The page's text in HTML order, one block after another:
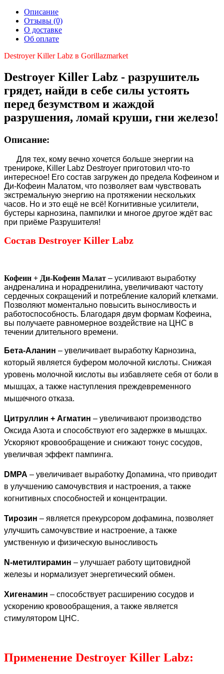
Описание
Отзывы (0)
О доставке
Об оплате
Destroyer Killer Labz в Gorillazmarket
Destroyer Killer Labz - разрушитель
грядет, найди в себе силы устоять
перед безумством и жаждой
разрушения, ломай круши, гни железо!
Описание:
Для тех, кому вечно хочется больше энергии на
тренироке, Killer Labz Destroyer приготовил что-то
интересное! Его состав загружен до предела Кофеином и
Ди-Кофеин Малатом, что позволяет вам чувствовать
экстремальную энергию на протяжении нескольких
часов. Но и это ещё не всё! Когнитивные усилители,
бустеры карнозина, пампилки и многое другое ждёт вас
при приёме Разрушителя!
Состав Destroyer Killer Labz
Кофеин + Ди-Кофеин Малат – усиливают выработку
андреналина и норадренилина, увеличивают частоту
сердечных сокращений и потребление калорий клетками.
Позволяют моментально повысить выносливость и
работоспособность. Благодаря двум формам Кофеина,
вы получаете равномерное воздействие на ЦНС в
течении длительного времени.
Бета-Аланин – увеличивает выработку Карнозина,
который является буфером молочной кислоты. Снижая
уровень молочной кислоты вы избавляете себя от боли в
мышцах, а также наступления преждевременного
мышечного отказа.
Цитруллин + Агматин – увеличивают производство
Оксида Азота и способствуют его задержке в мышцах.
Ускоряют кровообращение и снижают тонус сосудов,
увеличвая эффект пампинга.
DMPA – увеличивает выработку Допамина, что приводит
в улучшению самочувствия и настроения, а также
когнитивных способностей и концентрации.
Тирозин – является прекурсором дофамина, позволяет
улучшить самочувствие и настроение, а также
умственную и физическую выносливость
N-метилтирамин – улучшает работу щитовидной
железы и нормализует энергетический обмен.
Хигенамин – способствует расширению сосудов и
ускорению кровообращения, а также является
стимулятором ЦНС.
Применение Destroyer Killer Labz: